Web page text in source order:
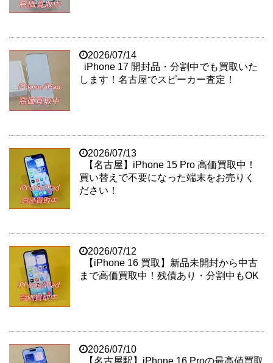
2026/07/14
iPhone 17 開封品・分割中でも買取いた
します！名古屋でスピーカー査定！
2026/07/13
【名古屋】iPhone 15 Pro 高価買取中！
買い替えで不要になった端末をお売りく
ださい！
2026/07/12
【iPhone 16 買取】新品未開封から中古
まで高価買取中！残債あり・分割中もOK
2026/07/10
【名古屋駅】iPhone 16 Proの最高値買取